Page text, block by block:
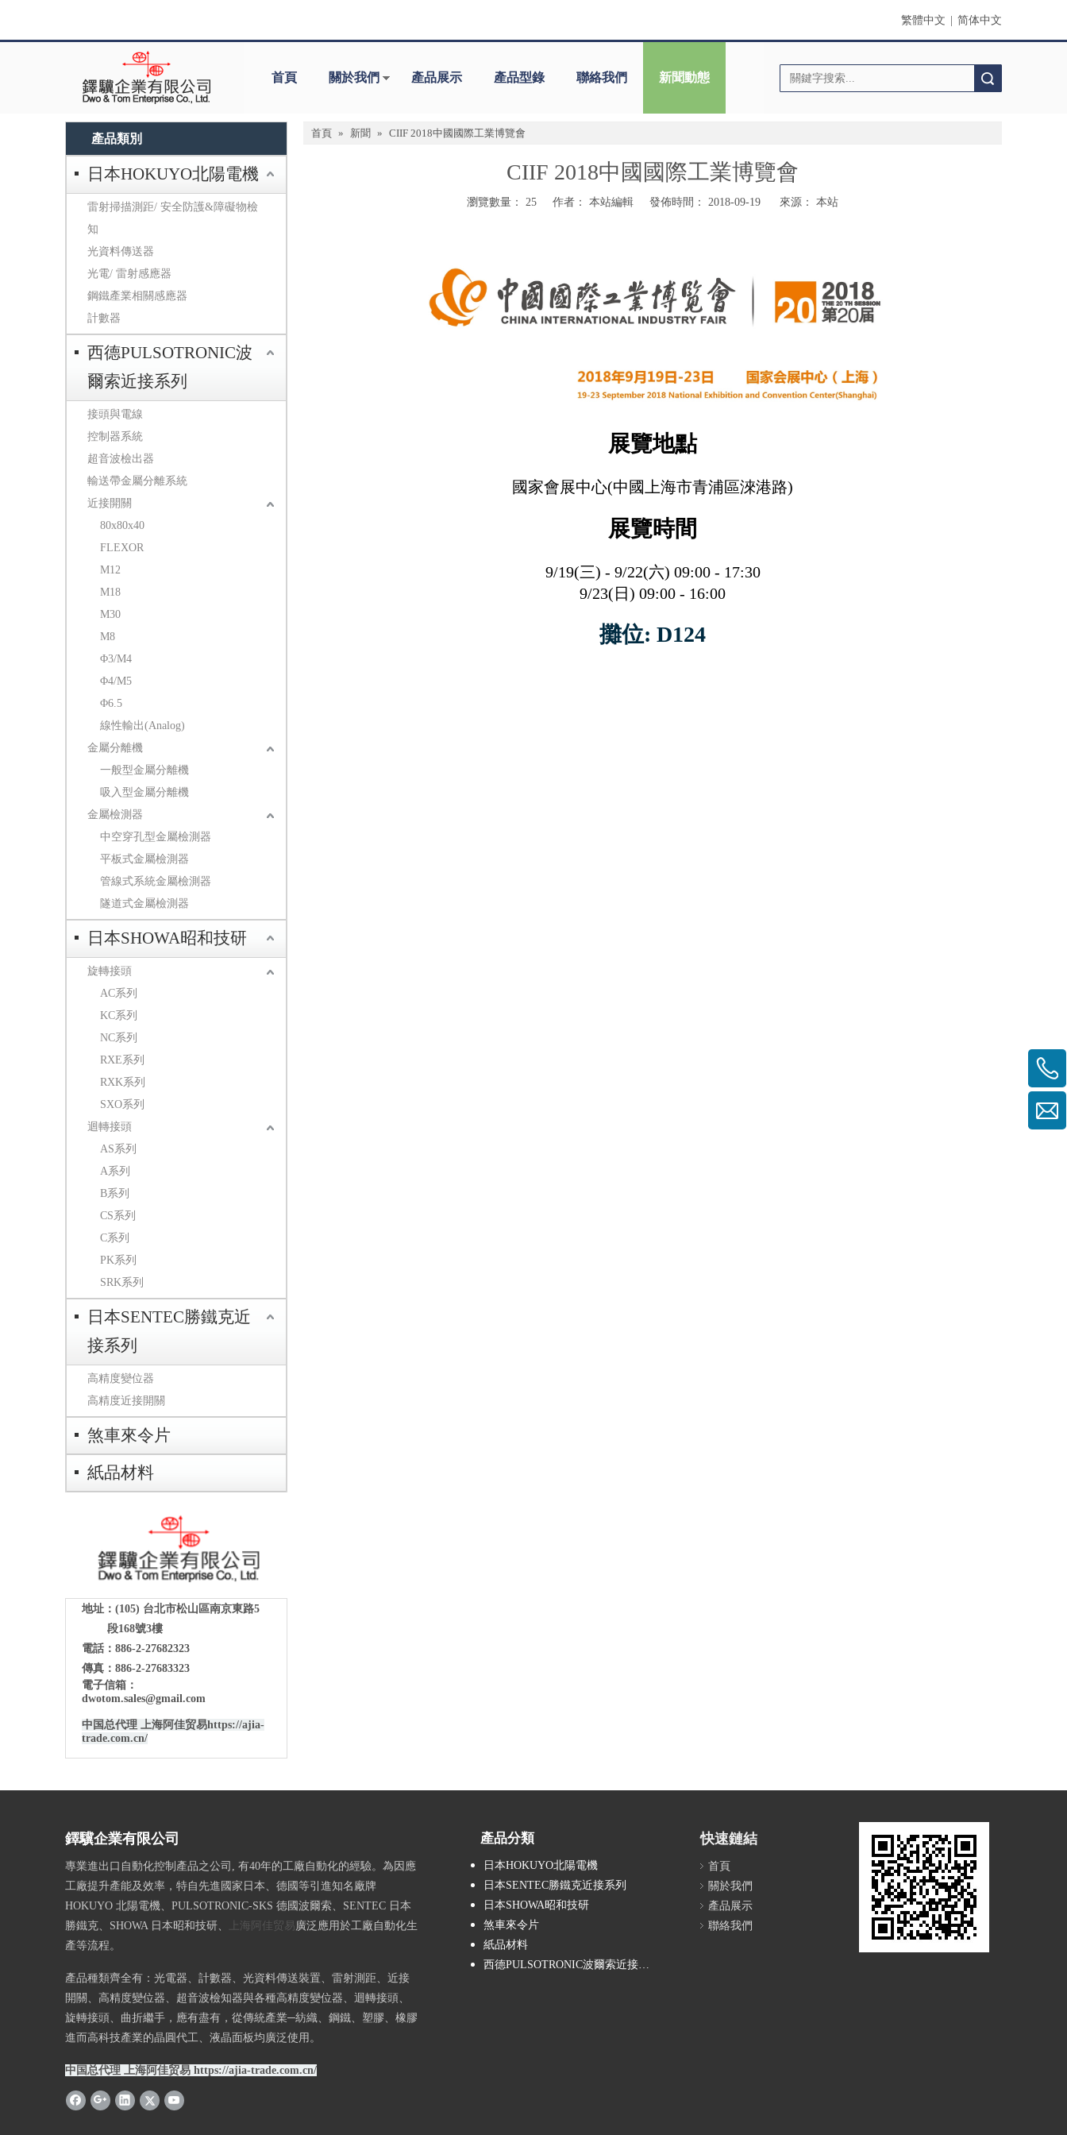
繁體中文 简体中文
首頁 關於我們 產品展示 產品型錄 聯絡我們 新聞動態
產品類別
日本HOKUYO北陽電機
雷射掃描測距/ 安全防護&障礙物檢
知
光資料傳送器
光電/ 雷射感應器
鋼鐵產業相關感應器
計數器
西德PULSOTRONIC波
爾索近接系列
接頭與電線
控制器系統
超音波檢出器
輸送帶金屬分離系統
近接開關
80x80x40
FLEXOR
M12
M18
M30
M8
Φ3/M4
Φ4/M5
Φ6.5
線性輸出(Analog)
金屬分離機
一般型金屬分離機
吸入型金屬分離機
金屬檢測器
中空穿孔型金屬檢測器
平板式金屬檢測器
管線式系統金屬檢測器
隧道式金屬檢測器
日本SHOWA昭和技研
旋轉接頭
AC系列
KC系列
NC系列
RXE系列
RXK系列
SXO系列
迴轉接頭
AS系列
A系列
B系列
CS系列
C系列
PK系列
SRK系列
日本SENTEC勝鐵克近
接系列
高精度變位器
高精度近接開關
煞車來令片
紙品材料
地址：(105) 台北市松山區南京東路5
段168號3樓
電話：886-2-27682323
傳真：886-2-27683323
電子信箱：
dwotom.sales@gmail.com
中国总代理 上海阿佳贸易https://ajia-
trade.com.cn/
首頁 » 新聞 » CIIF 2018中國國際工業博覽會
CIIF 2018中國國際工業博覽會
瀏覽數量： 25 作者： 本站編輯 發佈時間： 2018-09-19 來源： 本站
展覽地點
國家會展中心(中國上海市青浦區淶港路)
展覽時間
9/19(三) - 9/22(六) 09:00 - 17:30
9/23(日) 09:00 - 16:00
攤位: D124
鐸驥企業有限公司
專業進出口自動化控制產品之公司, 有40年的工廠自動化的經驗。為因應
工廠提升產能及效率，特自先進國家日本、德國等引進知名廠牌
HOKUYO 北陽電機、PULSOTRONIC-SKS 德國波爾索、SENTEC 日本
勝鐵克、SHOWA 日本昭和技研、
上海阿佳贸易廣泛應用於工廠自動化生
產等流程。
產品種類齊全有：光電器、計數器、光資料傳送裝置、雷射測距、近接
開關、高精度變位器、超音波檢知器與各種高精度變位器、迴轉接頭、
旋轉接頭、曲折繼手，應有盡有，從傳統產業─紡織、鋼鐵、塑膠、橡膠
進而高科技產業的晶圓代工、液晶面板均廣泛使用。
中国总代理 上海阿佳贸易 https://ajia-trade.com.cn/
產品分類
日本HOKUYO北陽電機
日本SENTEC勝鐵克近接系列
日本SHOWA昭和技研
煞車來令片
紙品材料
西德PULSOTRONIC波爾索近接系列
快速鏈結
首頁
關於我們
產品展示
聯絡我們